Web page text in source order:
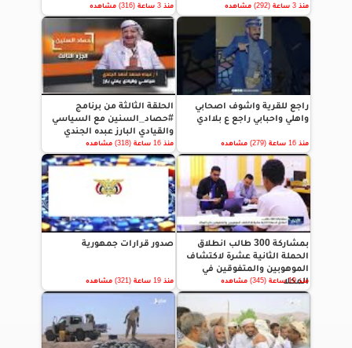
منذ 3 ساعة (292) مشاهده منذ 3 ساعة (316) مشاهده
راجع للقرية واشوف اصحابي
واهلي واحبابي راجع ع بلاادي
منذ 16 ساعة (279) مشاهده
الحلقة الثالثة من برنامج
#حصاد_السنين مع السياسي
والقيادي البارز عبده الجندي
منذ 16 ساعة (318) مشاهده
بمشاركة 300 طالب انطلاق
الحملة الثانية عشرة لاكتشاف
الموهوبين والمتفوقين في
المكلا
منذ 19 ساعة (345) مشاهده
صدور قرارات جمهورية
منذ 19 ساعة (321) مشاهده